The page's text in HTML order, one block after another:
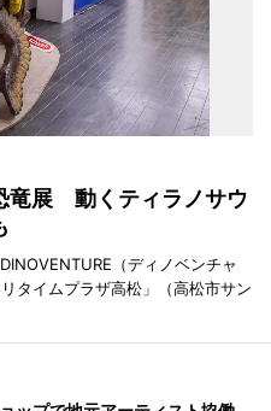
竜展 動くティラノサウ
（ディノベンチャ
タイムプラザ高松」（高松市サン